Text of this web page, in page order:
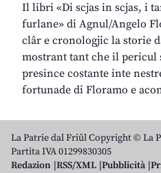
Il libri «Di scjas in scjas, i
furlane» di Agnul/Angelo
clâr e cronologjic la storie
mostrant tant che il pericul
presince costante inte
fortunade di Floramo e
La Patrie dal Friûl Copyright © La
Partita IVA 01299830305
Redazion RSS/XML Pubblicità